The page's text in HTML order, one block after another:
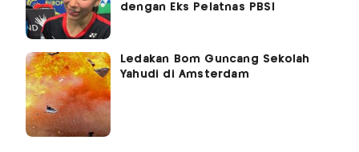
dengan Eks Pelatnas PBSI
Ledakan Bom Guncang Sekolah
Yahudi di Amsterdam